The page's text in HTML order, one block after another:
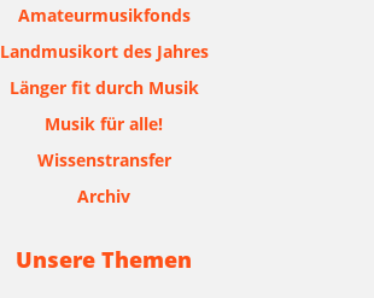
Amateurmusikfonds
Landmusikort des Jahres
Länger fit durch Musik
Musik für alle!
Wissenstransfer
Archiv
Unsere Themen